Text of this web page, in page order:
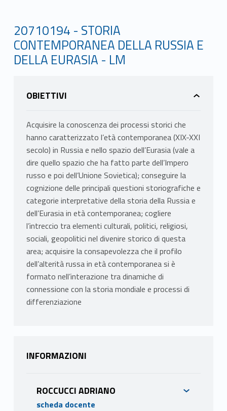
20710194 - STORIA
CONTEMPORANEA DELLA RUSSIA E
DELLA EURASIA - LM
OBIETTIVI
Acquisire la conoscenza dei processi storici che
hanno caratterizzato l’età contemporanea (XIX-XXI
secolo) in Russia e nello spazio dell’Eurasia (vale a
dire quello spazio che ha fatto parte dell’Impero
russo e poi dell’Unione Sovietica); conseguire la
cognizione delle principali questioni storiografiche e
categorie interpretative della storia della Russia e
dell’Eurasia in età contemporanea; cogliere
l’intreccio tra elementi culturali, politici, religiosi,
sociali, geopolitici nel divenire storico di questa
area; acquisire la consapevolezza che il profilo
dell’alterità russa in età contemporanea si è
formato nell’interazione tra dinamiche di
connessione con la storia mondiale e processi di
differenziazione
INFORMAZIONI
ROCCUCCI ADRIANO
scheda docente